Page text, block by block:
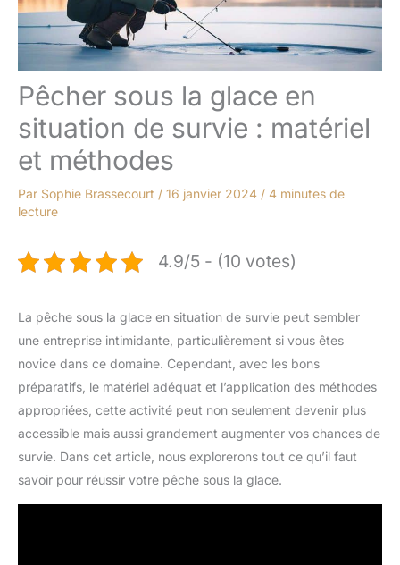
Pêcher sous la glace en
situation de survie : matériel
et méthodes
Par Sophie Brassecourt / 16 janvier 2024 / 4 minutes de
lecture
4.9/5 - (10 votes)
La pêche sous la glace en situation de survie peut sembler
une entreprise intimidante, particulièrement si vous êtes
novice dans ce domaine. Cependant, avec les bons
préparatifs, le matériel adéquat et l’application des méthodes
appropriées, cette activité peut non seulement devenir plus
accessible mais aussi grandement augmenter vos chances de
survie. Dans cet article, nous explorerons tout ce qu’il faut
savoir pour réussir votre pêche sous la glace.